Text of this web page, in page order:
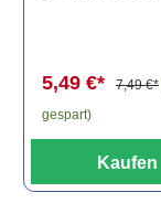
5,49 €* 7,49 €*
gespart)
Kaufen